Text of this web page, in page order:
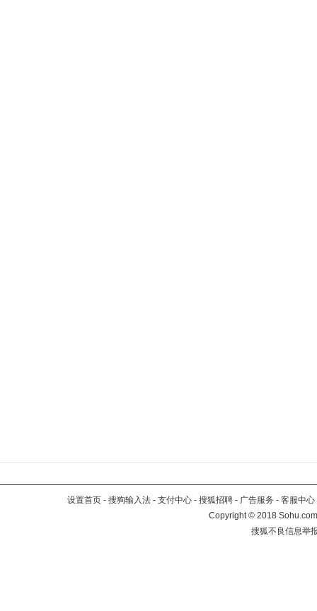
设置首页 - 搜狗输入法 - 支付中心 - 搜狐招聘 - 广告服务 - 客服中心
Copyright©2018
搜狐不良信息举